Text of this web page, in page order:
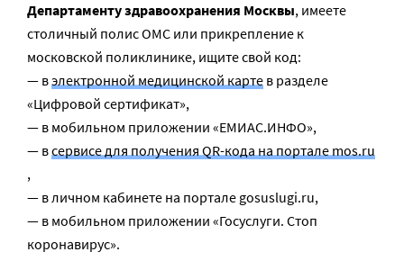
Департаменту здравоохранения Москвы, имеете
столичный полис ОМС или прикрепление к
московской поликлинике, ищите свой код:
— вэлектронной медицинской карте в разделе
«Цифровой сертификат»,
— в мобильном приложении «ЕМИАС.ИНФО»,
— всервисе для получения QR-кода на портале mos.ru
,
— в личном кабинете на портале gosuslugi.ru,
— в мобильном приложении «Госуслуги. Стоп
коронавирус».